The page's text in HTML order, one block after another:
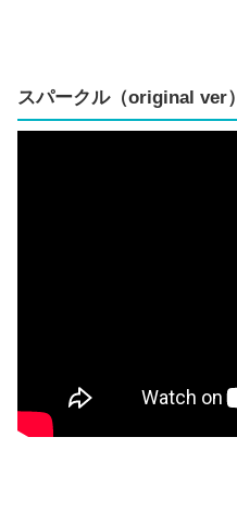
スパークル（original ver）